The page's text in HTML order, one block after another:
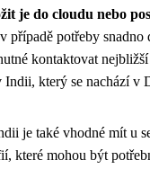
je do cloudu nebo
případě potřeby snadno
kontaktovat
Indii, který se nachází v
je také vhodné mít u
které mohou být